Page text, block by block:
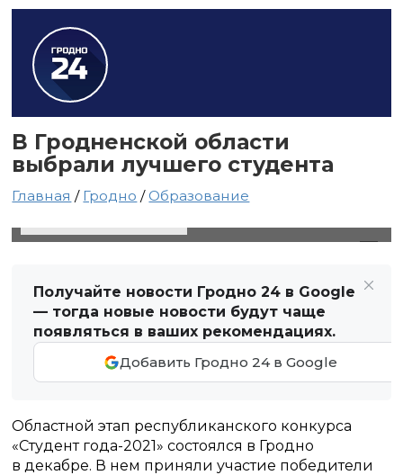
В Гродненской области
выбрали лучшего студента
Главная / Гродно /Образование
Получайте новости Гродно 24 в Google
— тогда новые новости будут чаще
появляться в ваших рекомендациях.
Добавить Гродно 24 в Google
Областной этап республиканского конкурса
«Студент года-2021» состоялся в Гродно
в декабре. В нем приняли участие победители